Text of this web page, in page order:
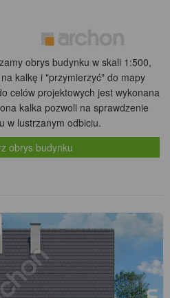
obrys budynku w skali 1:500,
kalkę i "przymierzyć" do mapy
celów projektowych jest wykonana
kalka pozwoli na sprawdzenie
w lustrzanym odbiciu.
obrys budynku